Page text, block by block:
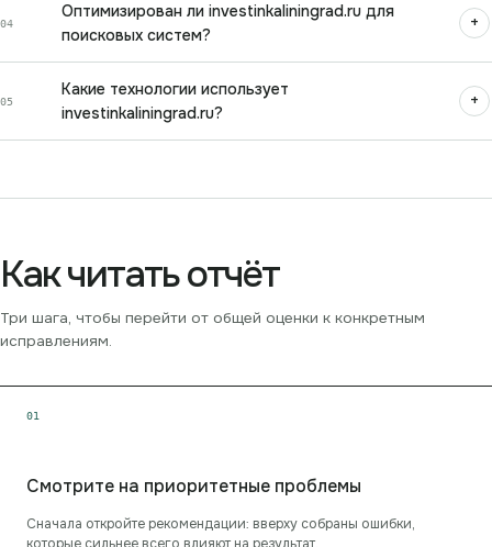
04
Оптимизирован ли investinkaliningrad.ru для
поисковых систем?
+
05
Какие технологии использует
investinkaliningrad.ru?
+
Как читать отчёт
Три шага, чтобы перейти от общей оценки к конкретным
исправлениям.
01
Смотрите на приоритетные проблемы
Сначала откройте рекомендации: вверху собраны ошибки,